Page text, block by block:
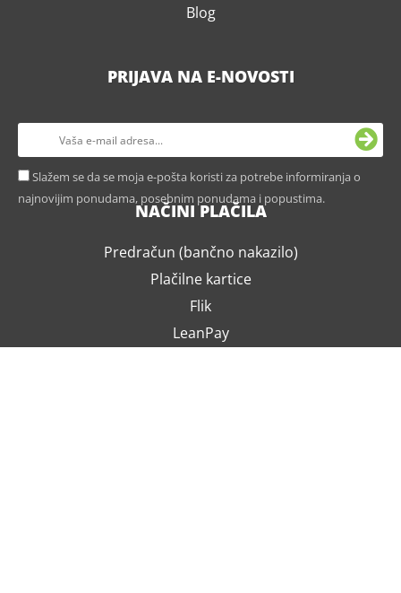
Blog
PRIJAVA NA E-NOVOSTI
Slažem se da se moja e-pošta koristi za potrebe informiranja o
najnovijim ponudama, posebnim ponudama i popustima.
NAČINI PLAČILA
Predračun (bančno nakazilo)
Plačilne kartice
Flik
LeanPay